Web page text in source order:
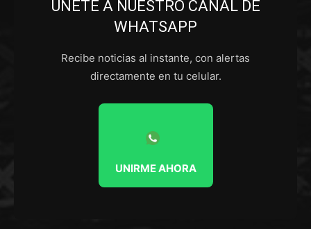
ÚNETE A NUESTRO CANAL DE
WHATSAPP
Recibe noticias al instante, con alertas
directamente en tu celular.
UNIRME AHORA